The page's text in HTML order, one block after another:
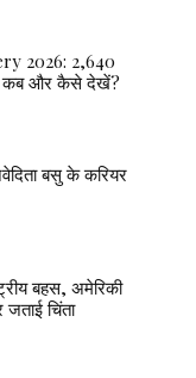
2026: 2,640
कब और कैसे देखें?
बसु के करियर
बहस, अमेरिकी
चिंता